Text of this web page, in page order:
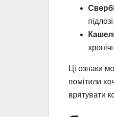
Ці ознаки
помітили
врятувати